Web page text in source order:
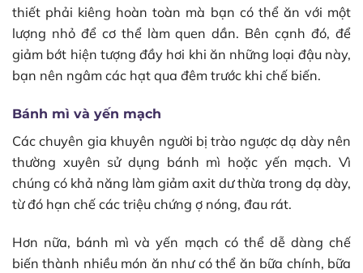
thiết phải kiêng hoàn toàn mà bạn có thể ăn với một
lượng nhỏ để cơ thể làm quen dần. Bên cạnh đó, để
giảm bớt hiện tượng đầy hơi khi ăn những loại đậu này,
bạn nên ngâm các hạt qua đêm trước khi chế biến.
Bánh mì và yến mạch
Các chuyên gia khuyên người bị trào ngược dạ dày nên
thường xuyên sử dụng bánh mì hoặc yến mạch. Vì
chúng có khả năng làm giảm axit dư thừa trong dạ dày,
từ đó hạn chế các triệu chứng ợ nóng, đau rát.
Hơn nữa, bánh mì và yến mạch có thể dễ dàng chế
biến thành nhiều món ăn như có thể ăn bữa chính, bữa